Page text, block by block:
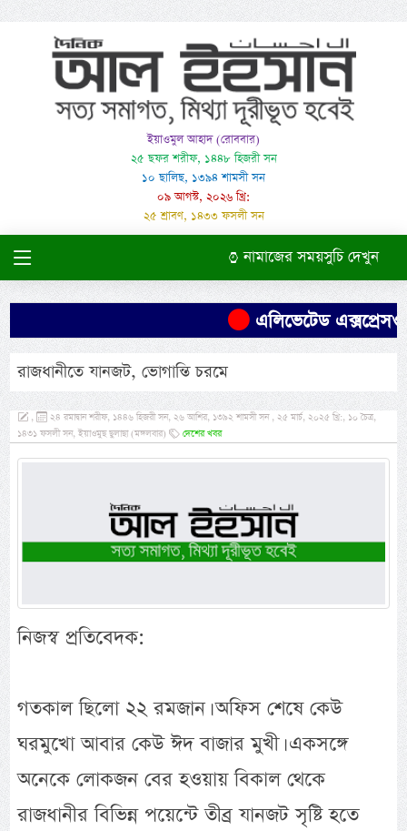
ইয়াওমুল আহাদ (রোববার)
২৫ ছফর শরীফ, ১৪৪৮ হিজরী সন
১০ ছালিছ, ১৩৯৪ শামসী সন
০৯ আগস্ট, ২০২৬ খ্রি:
২৫ শ্রাবণ, ১৪৩৩ ফসলী সন
নামাজের সময়সুচি দেখুন
এলিভেটেড
রাজধানীতে যানজট, ভোগান্তি চরমে
,
২৪ রমাদ্বান শরীফ, ১৪৪৬ হিজরী সন, ২৬ আশির, ১৩৯২ শামসী সন , ২৫ মার্চ, ২০২৫ খ্রি:, ১০ চৈত্র,
১৪৩১ ফসলী সন, ইয়াওমুছ ছুলাছা (মঙ্গলবার)
দেশের খবর
নিজস্ব প্রতিবেদক:
গতকাল ছিলো ২২ রমজান। অফিস শেষে কেউ
ঘরমুখো আবার কেউ ঈদ বাজার মুখী। একসঙ্গে
অনেকে লোকজন বের হওয়ায় বিকাল থেকে
রাজধানীর বিভিন্ন পয়েন্টে তীব্র যানজট সৃষ্টি হতে